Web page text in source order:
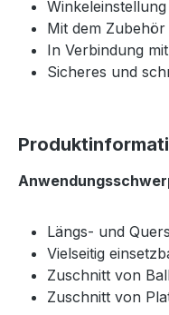
Mit dem
In Verbindung
Sicheres und
Längs- und
Vielseitig
Zuschnitt von
Zuschnitt von